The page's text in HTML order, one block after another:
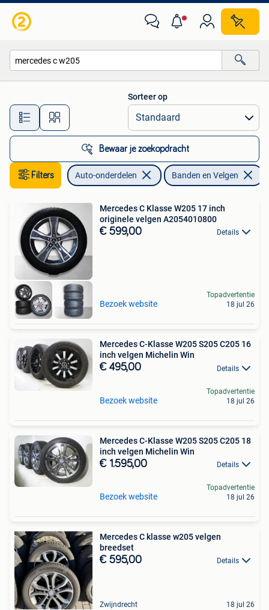
Alle afstanden…
Sorteer op
Bewaar je zoekopdracht
Filters Auto-onderdelen Banden en Velgen
Mercedes C Klasse W205 17 inch
originele velgen A2054010800
€ 599,00 Details
Bezoek website
Topadvertentie
18 jul 26
Mercedes C-Klasse W205 S205 C205 16
inch velgen Michelin Win
€ 495,00 Details
Bezoek website
Topadvertentie
18 jul 26
Mercedes C-Klasse W205 S205 C205 18
inch velgen Michelin Win
€ 1.595,00 Details
Bezoek website
Topadvertentie
18 jul 26
Mercedes C klasse w205 velgen
breedset
€ 595,00 Details
Zwijndrecht 18 jul 26